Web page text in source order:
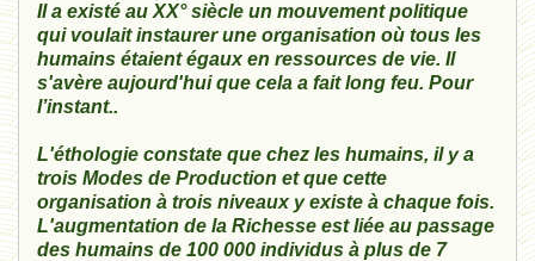
Il a existé au XX° siècle un mouvement politique
qui voulait instaurer une organisation où tous les
humains étaient égaux en ressources de vie. Il
s'avère aujourd'hui que cela a fait long feu. Pour
l’instant..
L'éthologie constate que chez les humains, il y a
trois Modes de Production et que cette
organisation à trois niveaux y existe à chaque fois.
L'augmentation de la Richesse est liée au passage
des humains de 100 000 individus à plus de 7